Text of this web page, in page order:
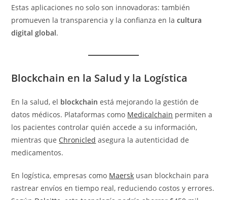
Estas aplicaciones no solo son innovadoras: también
promueven la transparencia y la confianza en lacultura
digital global.
Blockchain en la Salud y la Logística
En la salud, el blockchain está mejorando la gestión de
datos médicos. Plataformas como Medicalchain permiten a
los pacientes controlar quién accede a su información,
mientras que Chronicled asegura la autenticidad de
medicamentos.
En logística, empresas como Maersk usan blockchain para
rastrear envíos en tiempo real, reduciendo costos y errores.